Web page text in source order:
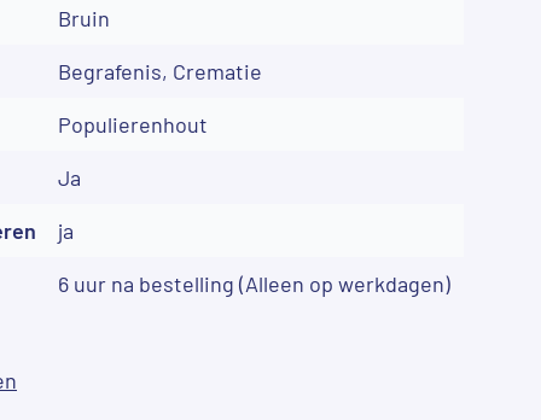
Bruin
Begrafenis, Crematie
Populierenhout
Ja
ja
6 uur na bestelling (Alleen op werkdagen)